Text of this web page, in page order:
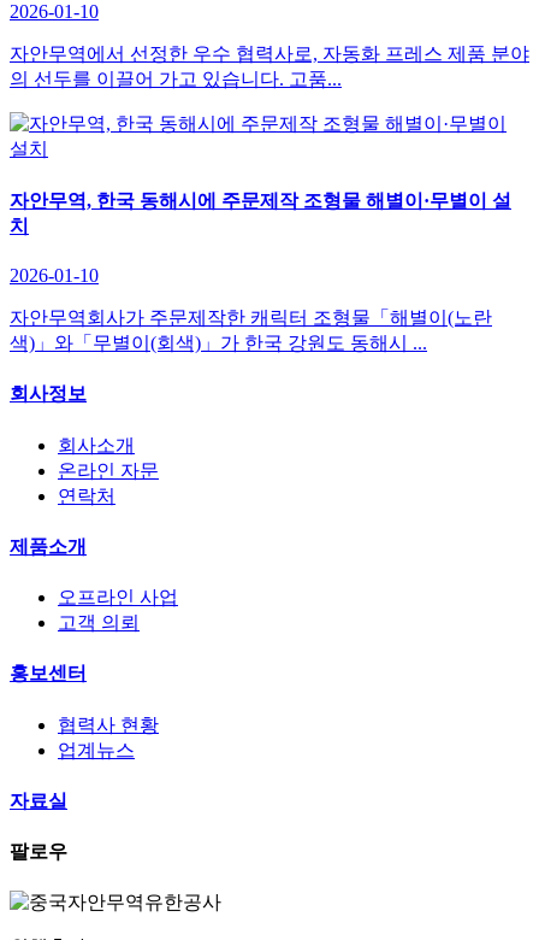
2026-01-10
자안무역에서 선정한 우수 협력사로, 자동화 프레스 제품 분야
의 선두를 이끌어 가고 있습니다. 고품...
자안무역, 한국 동해시에 주문제작 조형물 해별이·무별이 설
치
2026-01-10
자안무역회사가 주문제작한 캐릭터 조형물「해별이(노란
색)」와「무별이(회색)」가 한국 강원도 동해시 ...
회사정보
회사소개
온라인 자문
연락처
제품소개
오프라인 사업
고객 의뢰
홍보센터
협력사 현황
업계뉴스
자료실
팔로우